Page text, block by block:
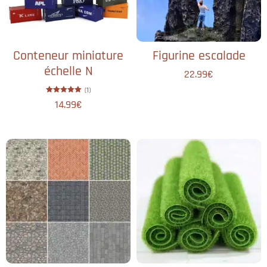
Conteneur miniature
échelle N
5.00
(1)
14.99€
Figurine escalade
22.99€